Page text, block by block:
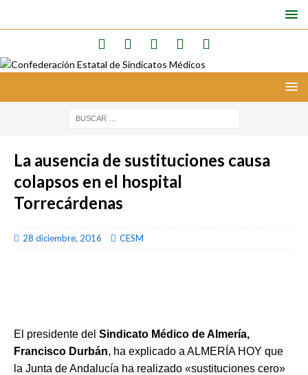
La ausencia de sustituciones causa
colapsos en el hospital
Torrecárdenas
28 diciembre, 2016 CESM
El presidente del Sindicato Médico de Almería,
Francisco Durbán, ha explicado a ALMERÍA HOY que
la Junta de Andalucía ha realizado «sustituciones cero»